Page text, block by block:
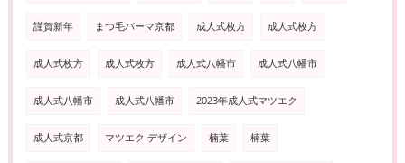
謹賀新年 まつ毛パーマ京都 成人式枚方 成人式枚方
成人式枚方 成人式枚方 成人式八幡市 成人式八幡市
成人式八幡市 成人式八幡市 2023年成人式マツエク
成人式京都 マツエク デザイン 楠葉 楠葉